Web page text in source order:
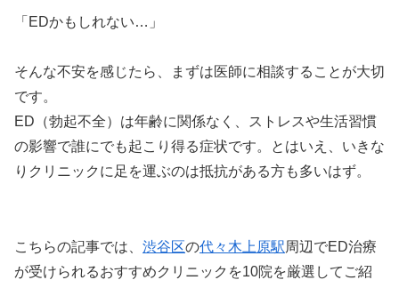
「EDかもしれない…」
そんな不安を感じたら、まずは医師に相談することが大切
です。
ED（勃起不全）は年齢に関係なく、ストレスや生活習慣
の影響で誰にでも起こり得る症状です。とはいえ、いきな
りクリニックに足を運ぶのは抵抗がある方も多いはず。
こちらの記事では、 渋谷区の代々木上原駅周辺でED治療
が受けられるおすすめクリニックを10院を厳選してご紹